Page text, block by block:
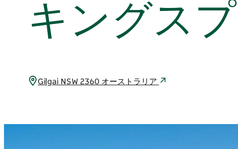
キングス
Gilgai NSW 2360 オーストラリア